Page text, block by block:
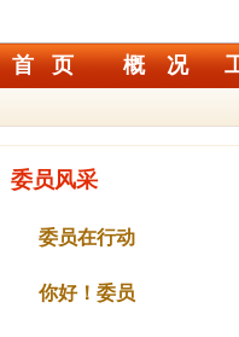
首 页 概 况
委员风采
委员在行动
你好！委员